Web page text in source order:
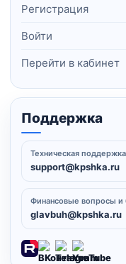
Регистрация
Войти
Перейти в кабинет
Поддержка
Техническая поддержка
support@kpshka.ru
Финансовые вопросы и
glavbuh@kpshka.ru